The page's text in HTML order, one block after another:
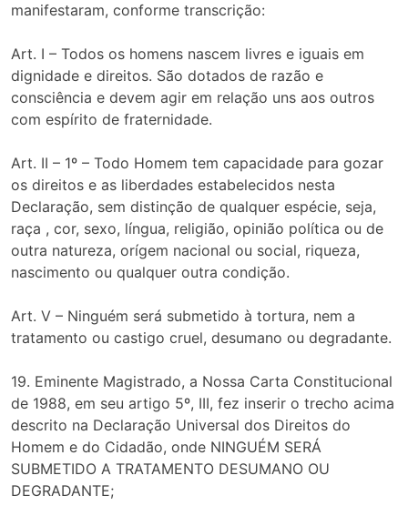
manifestaram, conforme transcrição:
Art. I – Todos os homens nascem livres e iguais em
dignidade e direitos. São dotados de razão e
consciência e devem agir em relação uns aos outros
com espírito de fraternidade.
Art. II – 1º – Todo Homem tem capacidade para gozar
os direitos e as liberdades estabelecidos nesta
Declaração, sem distinção de qualquer espécie, seja,
raça , cor, sexo, língua, religião, opinião política ou de
outra natureza, orígem nacional ou social, riqueza,
nascimento ou qualquer outra condição.
Art. V – Ninguém será submetido à tortura, nem a
tratamento ou castigo cruel, desumano ou degradante.
19. Eminente Magistrado, a Nossa Carta Constitucional
de 1988, em seu artigo 5º, III, fez inserir o trecho acima
descrito na Declaração Universal dos Direitos do
Homem e do Cidadão, onde NINGUÉM SERÁ
SUBMETIDO A TRATAMENTO DESUMANO OU
DEGRADANTE;